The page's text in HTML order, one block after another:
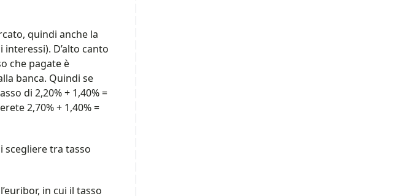
quindi anche la
D’alto canto
che pagate è
banca. Quindi se
di 2,20% + 1,40% =
2,70% + 1,40% =
scegliere tra tasso
in cui il tasso